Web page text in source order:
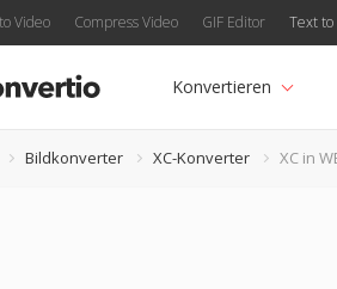
Video Compress Video GIF Editor Text to
Konvertieren
Bildkonverter XC-Konverter XC in